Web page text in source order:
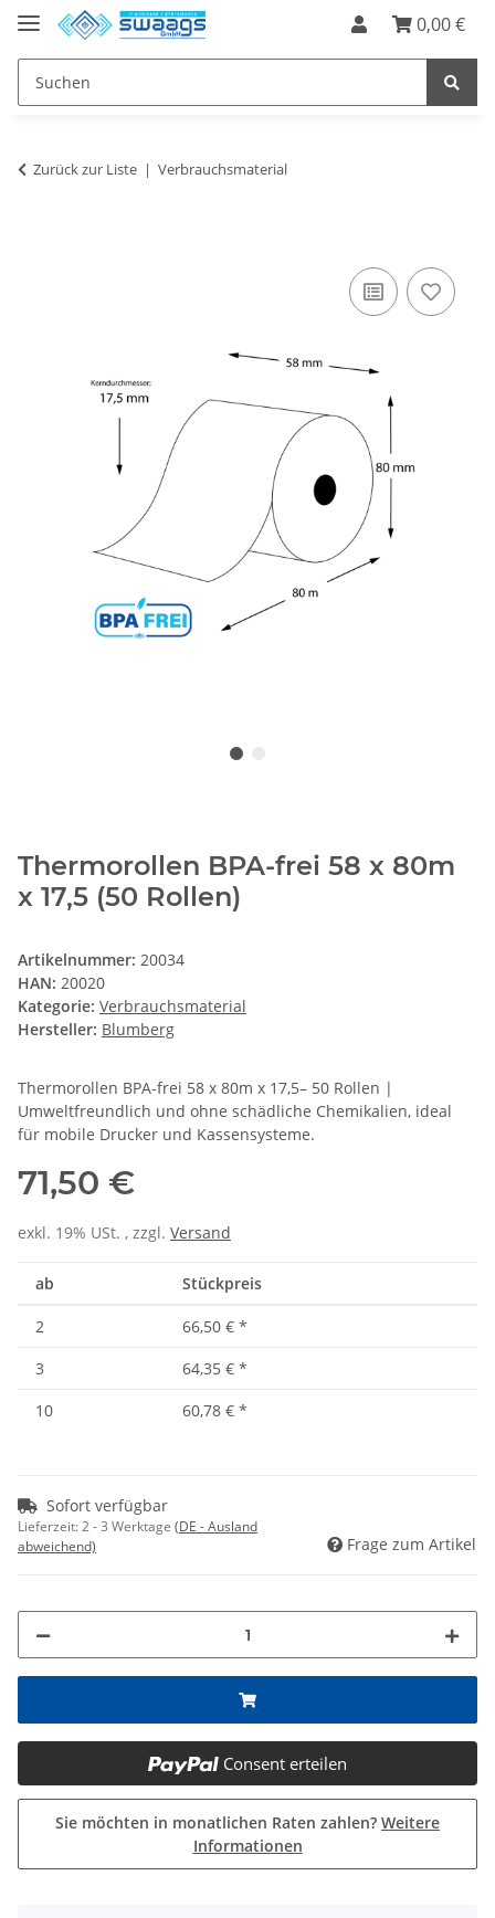
0,00 €
Zurück zur Liste Verbrauchsmaterial
Thermorollen BPA-frei 58 x 80m
x 17,5 (50 Rollen)
Artikelnummer: 20034
HAN: 20020
Kategorie: Verbrauchsmaterial
Hersteller: Blumberg
Thermorollen BPA-frei 58 x 80m x 17,5– 50 Rollen |
Umweltfreundlich und ohne schädliche Chemikalien, ideal
für mobile Drucker und Kassensysteme.
71,50 €
exkl. 19% USt. , zzgl. Versand
ab Stückpreis
2 66,50 € *
3
64,35 € *
10
60,78 € *
Sofort verfügbar
Lieferzeit:2 - 3 Werktage (DE - Ausland
abweichend)
Frage zum Artikel
Consent erteilen
Sie möchten in monatlichen Raten zahlen? Weitere
Informationen